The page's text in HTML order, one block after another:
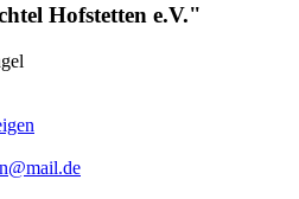
Hofstetten e.V."